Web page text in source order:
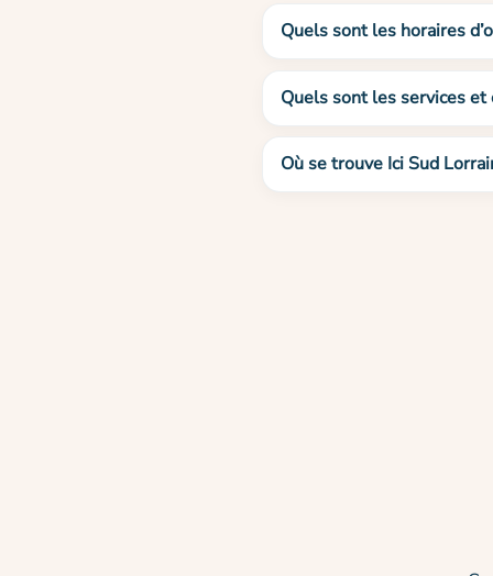
Quels sont les horaires
Quels sont les services et
Où se trouve Ici Sud